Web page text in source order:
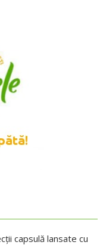
capsulă lansate cu